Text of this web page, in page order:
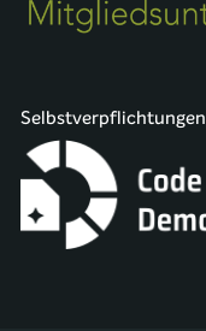
Selbstverpflichtungen